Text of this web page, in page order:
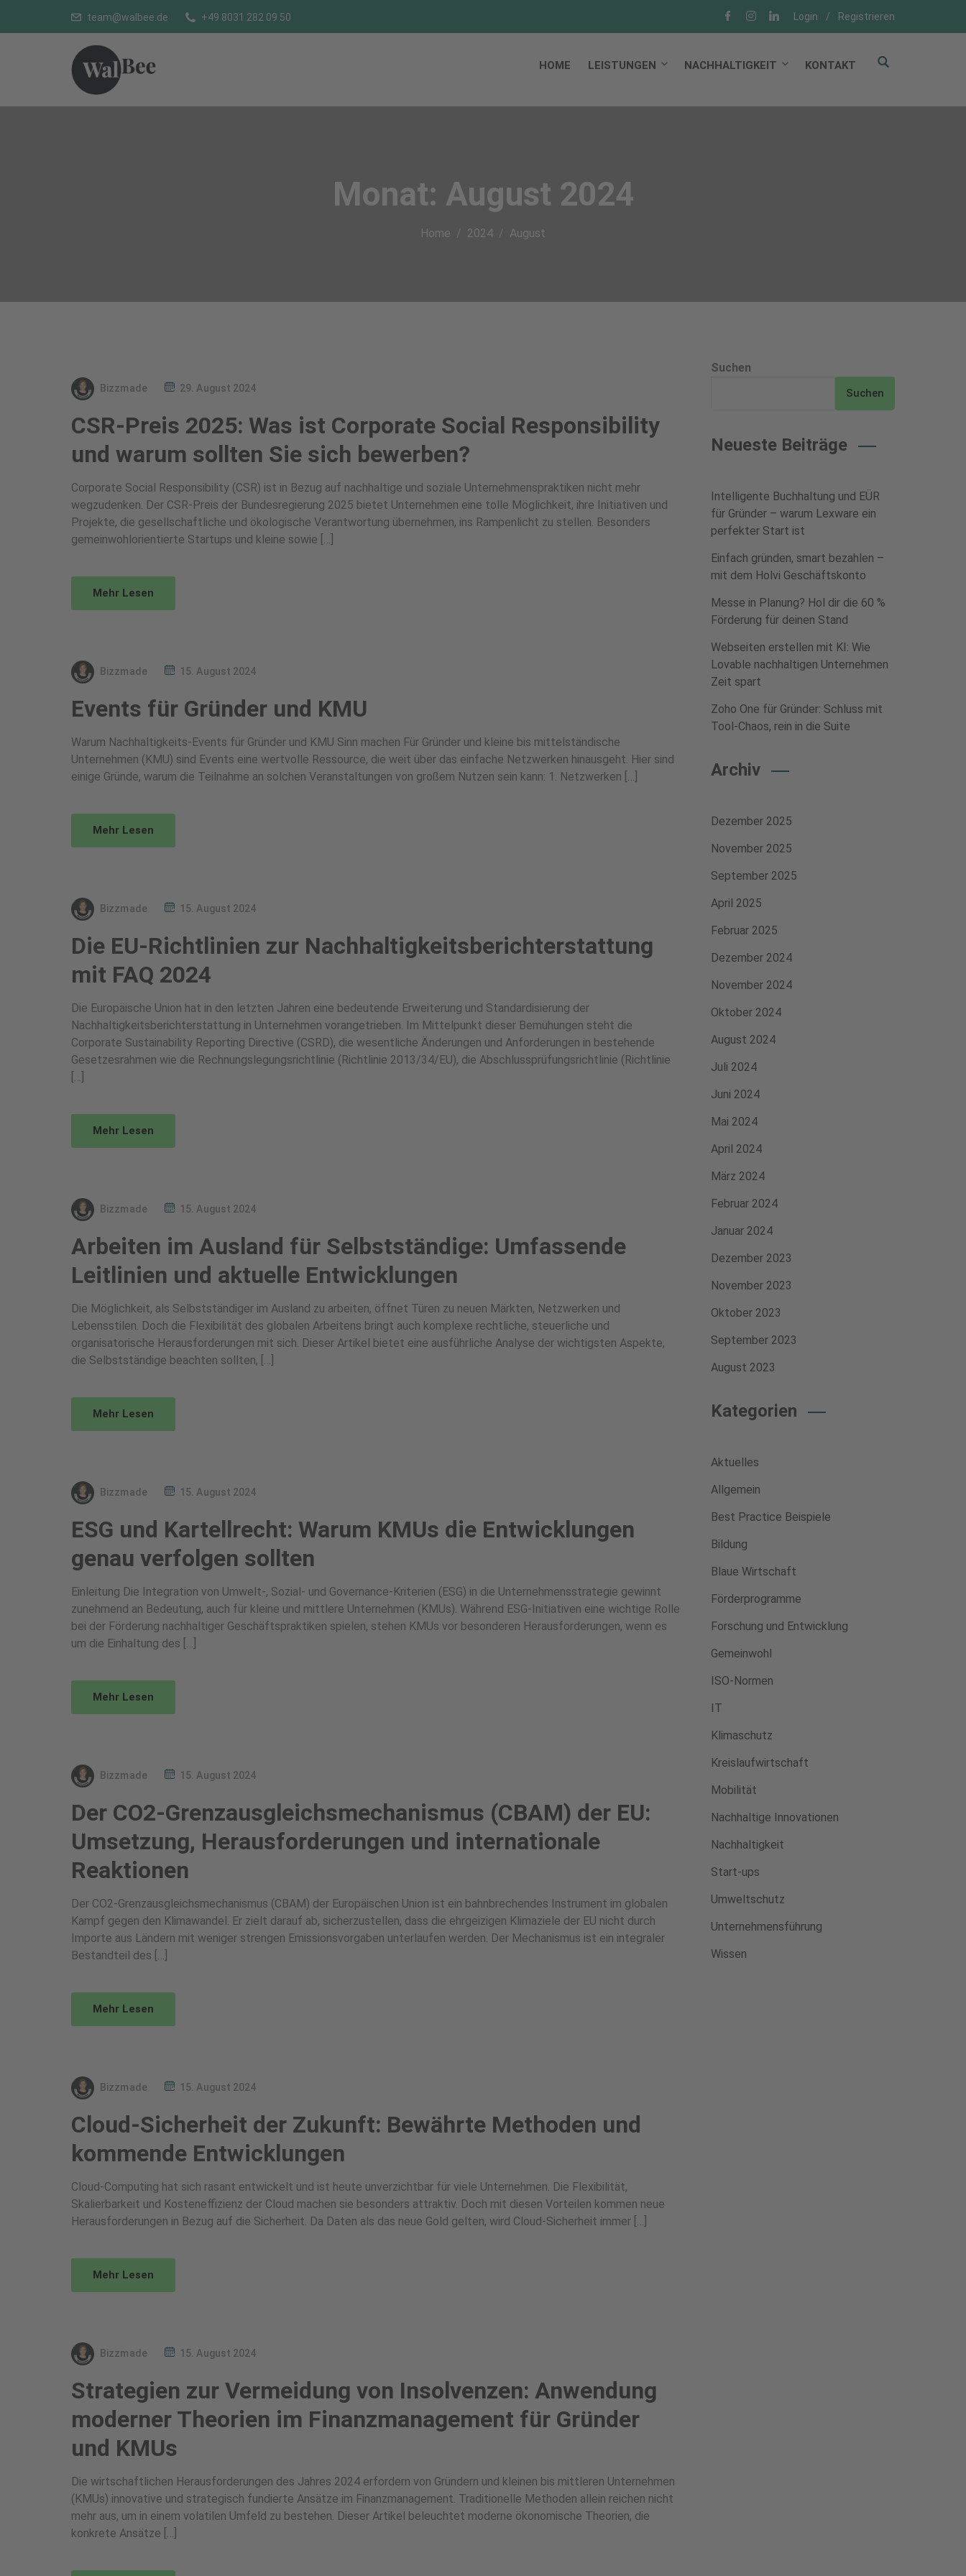
team@walbee.de +49 8031 282 09 50 Login / Registrieren
HOME LEISTUNGEN NACHHALTIGKEIT KONTAKT
Monat: August 2024
Home 2024 August
Bizzmade 29. August 2024
CSR-Preis 2025: Was ist Corporate Social Responsibility
und warum sollten Sie sich bewerben?
Corporate Social Responsibility (CSR) ist in Bezug auf nachhaltige und soziale Unternehmenspraktiken nicht mehr
wegzudenken. Der CSR-Preis der Bundesregierung 2025 bietet Unternehmen eine tolle Möglichkeit, ihre Initiativen und
Projekte, die gesellschaftliche und ökologische Verantwortung übernehmen, ins Rampenlicht zu stellen. Besonders
gemeinwohlorientierte Startups und kleine sowie […]
Mehr Lesen
Bizzmade 15. August 2024
Events für Gründer und KMU
Warum Nachhaltigkeits-Events für Gründer und KMU Sinn machen Für Gründer und kleine bis mittelständische
Unternehmen (KMU) sind Events eine wertvolle Ressource, die weit über das einfache Netzwerken hinausgeht. Hier sind
einige Gründe, warum die Teilnahme an solchen Veranstaltungen von großem Nutzen sein kann: 1. Netzwerken […]
Mehr Lesen
Bizzmade 15. August 2024
Die EU-Richtlinien zur Nachhaltigkeitsberichterstattung
mit FAQ 2024
Die Europäische Union hat in den letzten Jahren eine bedeutende Erweiterung und Standardisierung der
Nachhaltigkeitsberichterstattung in Unternehmen vorangetrieben. Im Mittelpunkt dieser Bemühungen steht die
Corporate Sustainability Reporting Directive (CSRD), die wesentliche Änderungen und Anforderungen in bestehende
Gesetzesrahmen wie die Rechnungslegungsrichtlinie (Richtlinie 2013/34/EU), die Abschlussprüfungsrichtlinie (Richtlinie
[…]
Mehr Lesen
Bizzmade 15. August 2024
Arbeiten im Ausland für Selbstständige: Umfassende
Leitlinien und aktuelle Entwicklungen
Die Möglichkeit, als Selbstständiger im Ausland zu arbeiten, öffnet Türen zu neuen Märkten, Netzwerken und
Lebensstilen. Doch die Flexibilität des globalen Arbeitens bringt auch komplexe rechtliche, steuerliche und
organisatorische Herausforderungen mit sich. Dieser Artikel bietet eine ausführliche Analyse der wichtigsten Aspekte,
die Selbstständige beachten sollten, […]
Mehr Lesen
Bizzmade 15. August 2024
ESG und Kartellrecht: Warum KMUs die Entwicklungen
genau verfolgen sollten
Einleitung Die Integration von Umwelt-, Sozial- und Governance-Kriterien (ESG) in die Unternehmensstrategie gewinnt
zunehmend an Bedeutung, auch für kleine und mittlere Unternehmen (KMUs). Während ESG-Initiativen eine wichtige Rolle
bei der Förderung nachhaltiger Geschäftspraktiken spielen, stehen KMUs vor besonderen Herausforderungen, wenn es
um die Einhaltung des […]
Mehr Lesen
Bizzmade 15. August 2024
Der CO2-Grenzausgleichsmechanismus (CBAM) der EU:
Umsetzung, Herausforderungen und internationale
Reaktionen
Der CO2-Grenzausgleichsmechanismus (CBAM) der Europäischen Union ist ein bahnbrechendes Instrument im globalen
Kampf gegen den Klimawandel. Er zielt darauf ab, sicherzustellen, dass die ehrgeizigen Klimaziele der EU nicht durch
Importe aus Ländern mit weniger strengen Emissionsvorgaben unterlaufen werden. Der Mechanismus ist ein integraler
Bestandteil des […]
Mehr Lesen
Bizzmade 15. August 2024
Cloud-Sicherheit der Zukunft: Bewährte Methoden und
kommende Entwicklungen
Cloud-Computing hat sich rasant entwickelt und ist heute unverzichtbar für viele Unternehmen. Die Flexibilität,
Skalierbarkeit und Kosteneffizienz der Cloud machen sie besonders attraktiv. Doch mit diesen Vorteilen kommen neue
Herausforderungen in Bezug auf die Sicherheit. Da Daten als das neue Gold gelten, wird Cloud-Sicherheit immer […]
Mehr Lesen
Bizzmade 15. August 2024
Strategien zur Vermeidung von Insolvenzen: Anwendung
moderner Theorien im Finanzmanagement für Gründer
und KMUs
Die wirtschaftlichen Herausforderungen des Jahres 2024 erfordern von Gründern und kleinen bis mittleren Unternehmen
(KMUs) innovative und strategisch fundierte Ansätze im Finanzmanagement. Traditionelle Methoden allein reichen nicht
mehr aus, um in einem volatilen Umfeld zu bestehen. Dieser Artikel beleuchtet moderne ökonomische Theorien, die
konkrete Ansätze […]
Suchen
Suchen
Neueste Beiträge
Intelligente Buchhaltung und EÜR
für Gründer – warum Lexware ein
perfekter Start ist
Einfach gründen, smart bezahlen –
mit dem Holvi Geschäftskonto
Messe in Planung? Hol dir die 60 %
Förderung für deinen Stand
Webseiten erstellen mit KI: Wie
Lovable nachhaltigen Unternehmen
Zeit spart
Zoho One für Gründer: Schluss mit
Tool-Chaos, rein in die Suite
Archiv
Dezember 2025
November 2025
September 2025
April 2025
Februar 2025
Dezember 2024
November 2024
Oktober 2024
August 2024
Juli 2024
Juni 2024
Mai 2024
April 2024
März 2024
Februar 2024
Januar 2024
Dezember 2023
November 2023
Oktober 2023
September 2023
August 2023
Kategorien
Aktuelles
Allgemein
Best Practice Beispiele
Bildung
Blaue Wirtschaft
Förderprogramme
Forschung und Entwicklung
Gemeinwohl
ISO-Normen
IT
Klimaschutz
Kreislaufwirtschaft
Mobilität
Nachhaltige Innovationen
Nachhaltigkeit
Start-ups
Umweltschutz
Unternehmensführung
Wissen